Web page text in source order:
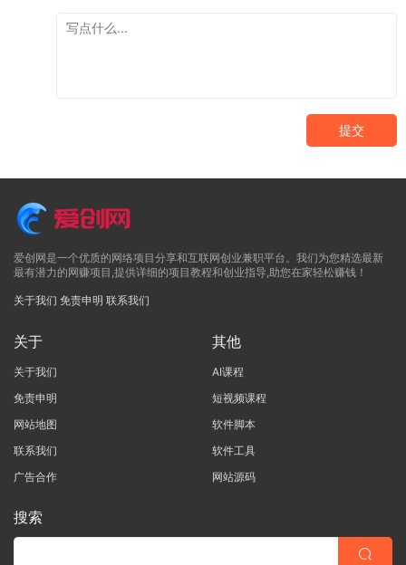
提交
爱创网是一个优质的网络项目分享和互联网创业兼职平台。我们为您精选最新
最有潜力的网赚项目,提供详细的项目教程和创业指导,助您在家轻松赚钱！
关于我们 免责申明 联系我们
关于
关于我们
免责申明
网站地图
联系我们
广告合作
其他
AI课程
短视频课程
软件脚本
软件工具
网站源码
搜索